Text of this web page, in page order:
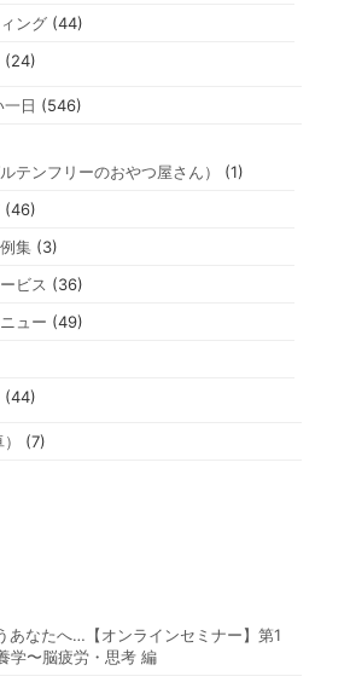
ング (44)
(24)
日 (546)
テンフリーのおやつ屋さん）
(1)
(46)
集 (3)
ビス (36)
ュー (49)
(44)
(7)
あなたへ…【オンラインセミナー】第1
学〜脳疲労・思考 編